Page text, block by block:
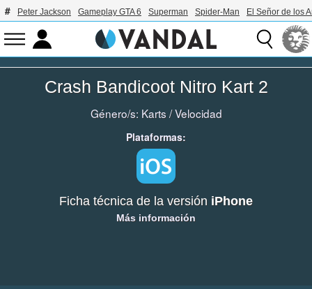
Peter Jackson Gameplay GTA 6 Superman Spider-Man El Señor de los
Crash Bandicoot Nitro Kart 2
Género/s: Karts/Velocidad
Plataformas:
Ficha técnica de la versión iPhone
Más información